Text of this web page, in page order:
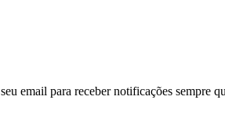
email para receber notificações sempre